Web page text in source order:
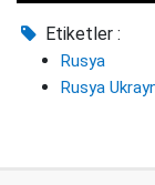
Etiketler :
Rusya
Rusya